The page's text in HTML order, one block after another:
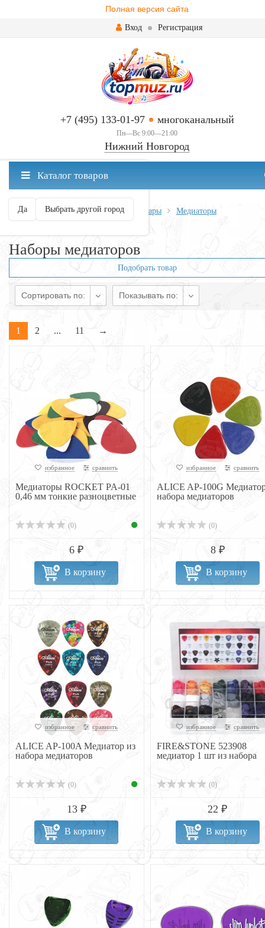
Полная версия сайта
Вход Регистрация
+7 (495) 133-01-97 многоканальный
Пн—Вс 9:00—21:00
Нижний Новгород
Нижний Новгород ваш город?
Да Выбрать другой город
Каталог товаров
Главная Всё для гитары Аксессуары
Медиаторы
Наборы медиаторов
Подобрать товар
Сортировать по: Показывать по:
1 2 ... 11 →
избранное сравнить
Медиаторы ROCKET PA-01
0,46 мм тонкие разноцветные
(0)
6 ₽
В корзину
избранное сравнить
ALICE AP-100G
набора медиаторов
(0)
8 ₽
В корзину
избранное сравнить
ALICE AP-100A Медиатор из
набора медиаторов
(0)
13 ₽
В корзину
избранное сравнить
FIRE&STONE 523908
медиатор 1 шт из набора
(0)
22 ₽
В корзину